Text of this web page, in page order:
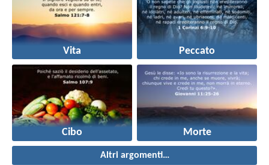
Vita Peccato
Cibo Morte
Altri argomenti…